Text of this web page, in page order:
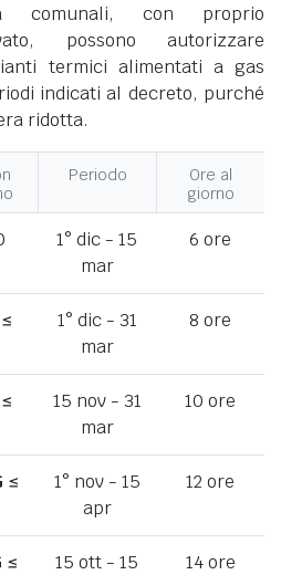
comunali, con proprio
possono autorizzare
termici alimentati a gas
indicati al decreto, purché
ridotta.
Periodo
Ore al
giorno
1° dic - 15
mar
6 ore
≤
1° dic - 31
mar
8 ore
≤
15 nov - 31
mar
10 ore
≤
1° nov - 15
apr
12 ore
≤
15 ott - 15
14 ore